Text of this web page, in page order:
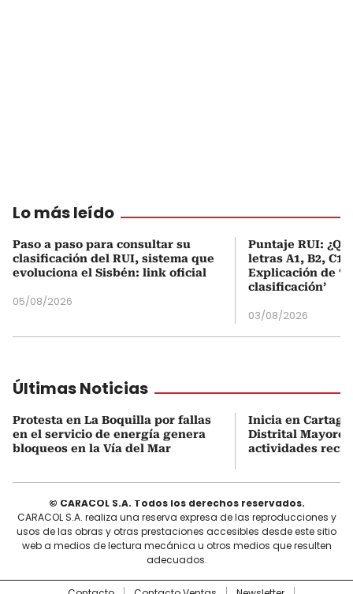
Lo más leído
Paso a paso para consultar su
clasificación del RUI, sistema que
evoluciona el Sisbén: link oficial
05/08/2026
Puntaje RUI:
letras A1, B2, C1
Explicación de
clasificación’
03/08/2026
Últimas Noticias
Protesta en La Boquilla por fallas
en el servicio de energía genera
bloqueos en la Vía del Mar
Inicia en
Distrital Mayores
actividades
© CARACOL S.A. Todos los derechos reservados.
CARACOL S.A. realiza una reserva expresa de las reproducciones y
usos de las obras y otras prestaciones accesibles desde este sitio
web a medios de lectura mecánica u otros medios que resulten
adecuados.